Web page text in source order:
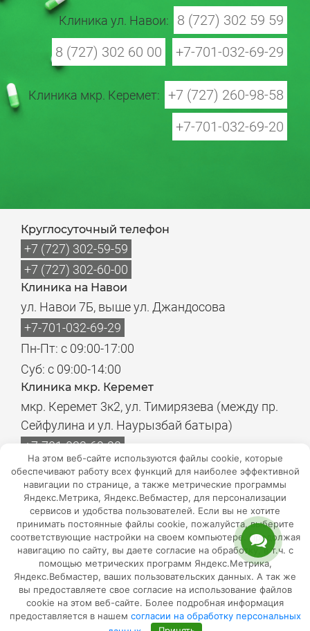
Клиника ул. Навои:
8 (727) 302 59 59
8 (727) 302 60 00
+7-701-032-69-29
Клиника мкр. Керемет:
+7 (727) 260-98-58
+7-701-032-69-20
Круглосуточный телефон
+7 (727) 302-59-59
+7 (727) 302-60-00
Клиника на Навои
ул. Навои 7Б, выше ул. Джандосова
+7-701-032-69-29
Пн-Пт: с 09:00-17:00
Суб: с 09:00-14:00
Клиника мкр. Керемет
мкр. Керемет 3к2, ул. Тимирязева (между пр.
Сейфулина и ул. Наурызбай батыра)
+7-701-032-69-20
Пн-Пт: с 08:00-17:00
Суб: с 08:00-14:00
Филиалы лабораторий
Пн-Пт: с 08:00-18:00
Суб: с 08:00-18:00
Адреса лабораторий
Мы в
соцсетях
На этом веб-сайте используются файлы cookie, которые
обеспечивают работу всех функций для наиболее эффективной
навигации по странице, а также метрические программы
Яндекс.Метрика, Яндекс.Вебмастер, для персонализации
сервисов и удобства пользователей. Если вы не хотите
принимать постоянные файлы cookie, пожалуйста, выберите
соответствующие настройки на своем компьютере. Продолжая
навигацию по сайту, вы даете согласие на обработку, в т.ч. с
помощью метрических программ Яндекс.Метрика,
Яндекс.Вебмастер, ваших пользовательских данных. А так же
вы предоставляете свое согласие на использование файлов
cookie на этом веб-сайте. Более подробная информация
предоставляется в нашем согласии на обработку персональных